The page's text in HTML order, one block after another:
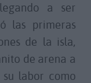
a ser
las primeras
de la isla,
de arena a
labor como